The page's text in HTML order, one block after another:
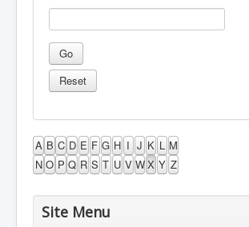
A B C D E F G H I J K L M
N O P Q R S T U V WX Y Z
Site Menu